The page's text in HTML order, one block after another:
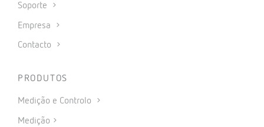
Soporte
Empresa
Contacto
PRODUTOS
Medição e Controlo
Medição